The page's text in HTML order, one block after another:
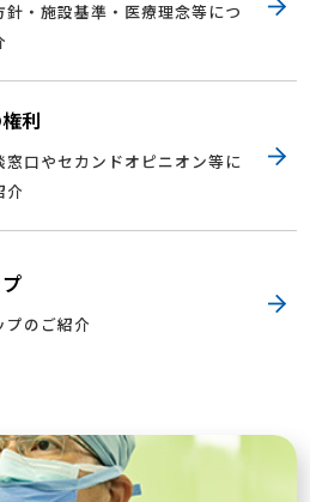
針・施設基準・医療理念等につ
利
窓口やセカンドオピニオン等に
介
プのご紹介